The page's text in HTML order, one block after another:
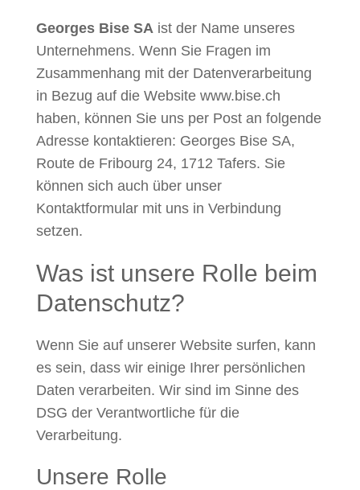
Georges Bise SAist der Name unseres
Unternehmens. Wenn Sie Fragen im
Zusammenhang mit der Datenverarbeitung
in Bezug auf die Website www.bise.ch
haben, können Sie uns per Post an folgende
Adresse kontaktieren: Georges Bise SA,
Route de Fribourg 24, 1712 Tafers. Sie
können sich auch über unser
Kontaktformular mit uns in Verbindung
setzen.
Was ist unsere Rolle beim
Datenschutz?
Wenn Sie auf unserer Website surfen, kann
es sein, dass wir einige Ihrer persönlichen
Daten verarbeiten. Wir sind im Sinne des
DSG der Verantwortliche für die
Verarbeitung.
Unsere Rolle